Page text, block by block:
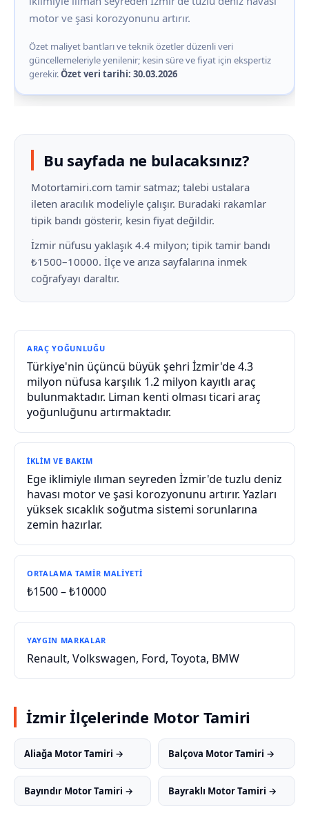
motor ve şasi korozyonunu artırır.
Özet maliyet bantları ve teknik özetler düzenli veri
güncellemeleriyle yenilenir; kesin süre ve fiyat için ekspertiz
gerekir.Özet veri tarihi: 30.03.2026
Bu sayfada ne bulacaksınız?
Motortamiri.com tamir satmaz; talebi ustalara
ileten aracılık modeliyle çalışır. Buradaki rakamlar
tipik bandı gösterir, kesin fiyat değildir.
İzmir nüfusu yaklaşık 4.4 milyon; tipik tamir bandı
₺1500–10000. İlçe ve arıza sayfalarına inmek
coğrafyayı daraltır.
ARAÇ YOĞUNLUĞU
Türkiye'nin üçüncü büyük şehri İzmir'de 4.3
milyon nüfusa karşılık 1.2 milyon kayıtlı araç
bulunmaktadır. Liman kenti olması ticari araç
yoğunluğunu artırmaktadır.
İKLIM VE BAKIM
Ege iklimiyle ılıman seyreden İzmir'de tuzlu deniz
havası motor ve şasi korozyonunu artırır. Yazları
yüksek sıcaklık soğutma sistemi sorunlarına
zemin hazırlar.
ORTALAMA TAMIR MALIYETI
₺1500 – ₺10000
YAYGIN MARKALAR
Renault, Volkswagen, Ford, Toyota, BMW
İzmir İlçelerinde Motor Tamiri
Aliağa Motor Tamiri → Balçova Motor Tamiri →
Bayındır Motor Tamiri → Bayraklı Motor Tamiri →